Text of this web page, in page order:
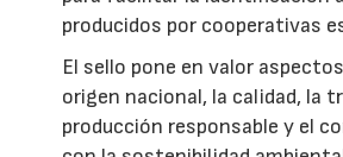
producidos por cooperativas
El sello pone en valor
origen nacional, la calidad, la
producción responsable y el